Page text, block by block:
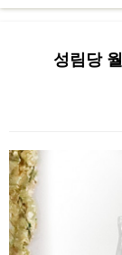
성림당
본문